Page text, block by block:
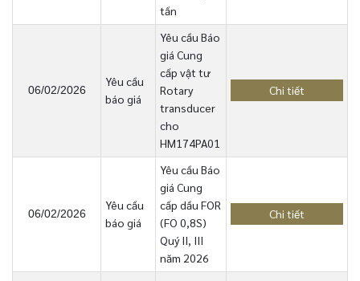
tấn
06/02/2026
Yêu cầu
báo giá
Yêu cầu Báo
giá Cung
cấp vật tư
Rotary
transducer
cho
HM174PA01
Chi tiết
06/02/2026
Yêu cầu
báo giá
Yêu cầu Báo
giá Cung
cấp dầu FOR
(FO 0,8S)
Quý II, III
năm 2026
Chi tiết